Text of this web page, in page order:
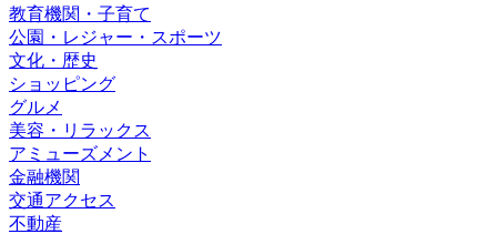
教育機関・子育て
公園・レジャー・スポーツ
文化・歴史
ショッピング
グルメ
美容・リラックス
アミューズメント
金融機関
交通アクセス
不動産